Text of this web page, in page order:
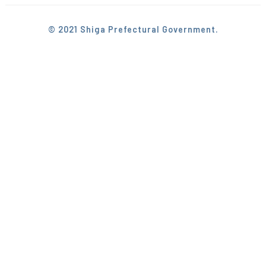
© 2021 Shiga Prefectural Government.